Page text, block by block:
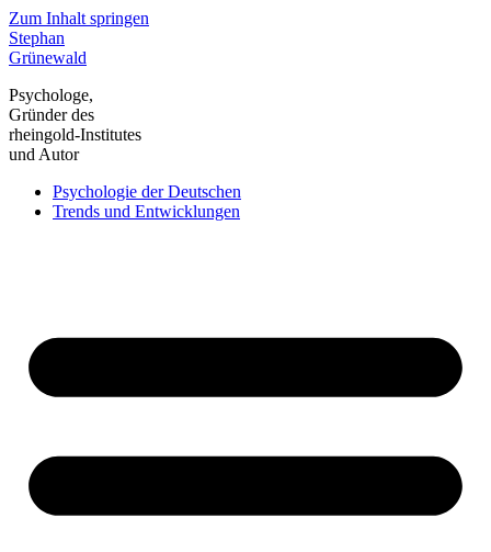
Zum Inhalt springen
Stephan
Grünewald
Psychologe,
Gründer des
rheingold-Institutes
und Autor
Psychologie der Deutschen
Trends und Entwicklungen